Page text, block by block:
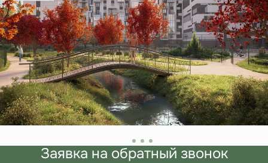
Заявка на обратный звонок